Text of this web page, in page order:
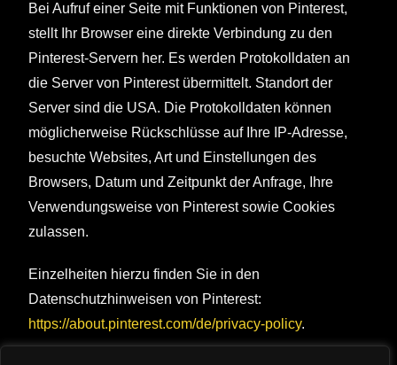
Bei Aufruf einer Seite mit Funktionen von Pinterest,
stellt Ihr Browser eine direkte Verbindung zu den
Pinterest-Servern her. Es werden Protokolldaten an
die Server von Pinterest übermittelt. Standort der
Server sind die USA. Die Protokolldaten können
möglicherweise Rückschlüsse auf Ihre IP-Adresse,
besuchte Websites, Art und Einstellungen des
Browsers, Datum und Zeitpunkt der Anfrage, Ihre
Verwendungsweise von Pinterest sowie Cookies
zulassen.
Einzelheiten hierzu finden Sie in den
Datenschutzhinweisen von Pinterest:
https://about.pinterest.com/de/privacy-policy.